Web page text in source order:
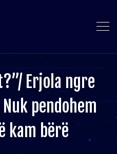
Erjola ngre
pendohem
kam bërë